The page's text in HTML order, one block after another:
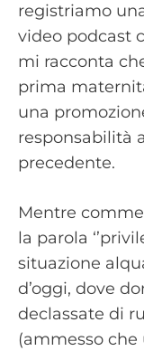
registriamo
video podcast
mi racconta
prima
una
responsabilità
precedente.
Mentre
la parola
situazione
d’oggi, dove
declassate di
(ammesso che